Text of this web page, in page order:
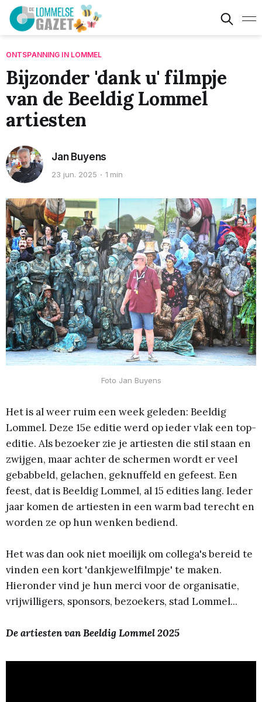
ONTSPANNING IN LOMMEL
Bijzonder 'dank u' filmpje
van de Beeldig Lommel
artiesten
Jan Buyens
23 jun. 2025 1 min
Foto Jan Buyens
Het is al weer ruim een week geleden: Beeldig
Lommel. Deze 15e editie werd op ieder vlak een top-
editie. Als bezoeker zie je artiesten die stil staan en
zwijgen, maar achter de schermen wordt er veel
gebabbeld, gelachen, geknuffeld en gefeest. Een
feest, dat is Beeldig Lommel, al 15 edities lang. Ieder
jaar komen de artiesten in een warm bad terecht en
worden ze op hun wenken bediend.
Het was dan ook niet moeilijk om collega's bereid te
vinden een kort 'dankjewelfilmpje' te maken.
Hieronder vind je hun merci voor de organisatie,
vrijwilligers, sponsors, bezoekers, stad Lommel...
De artiesten van Beeldig Lommel 2025